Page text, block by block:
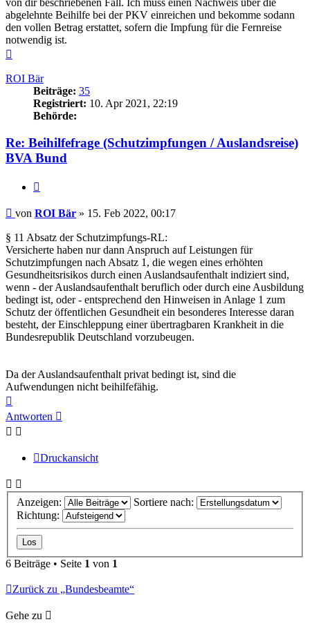
von dir beschriebenen Fall. Ich muss einen Nachweis über die
abgelehnte Beihilfe bei der PKV einreichen und bekomme sodann
den vollen Betrag erstattet, sofern die Impfung für die Fernreise
notwendig ist.
ROI Bär
Beiträge: 35
Registriert: 10. Apr 2021, 22:19
Behörde:
Re: Beihilfefrage (Schutzimpfungen / Auslandsreise)
BVA Bund
Beitrag
von ROI Bär » 15. Feb 2022, 00:17
§ 11 Absatz der Schutzimpfungs-RL:
Versicherte haben nur dann Anspruch auf Leistungen für
Schutzimpfungen nach Absatz 1, die wegen eines erhöhten
Gesundheitsrisikos durch einen Auslandsaufenthalt indiziert sind,
wenn - der Auslandsaufenthalt beruflich oder durch eine Ausbildung
bedingt ist, oder - entsprechend den Hinweisen in Anlage 1 zum
Schutz der öffentlichen Gesundheit ein besonderes Interesse daran
besteht, der Einschleppung einer übertragbaren Krankheit in die
Bundesrepublik Deutschland vorzubeugen.
Da der Auslandsaufenthalt privat bedingt ist, sind die
Aufwendungen nicht beihilfefähig.
oben
Antworten
Druckansicht
Anzeigen:
Sortiere nach:
Richtung:
6 Beiträge • Seite 1 von 1
Zurück zu „Bundesbeamte“
Gehe zu